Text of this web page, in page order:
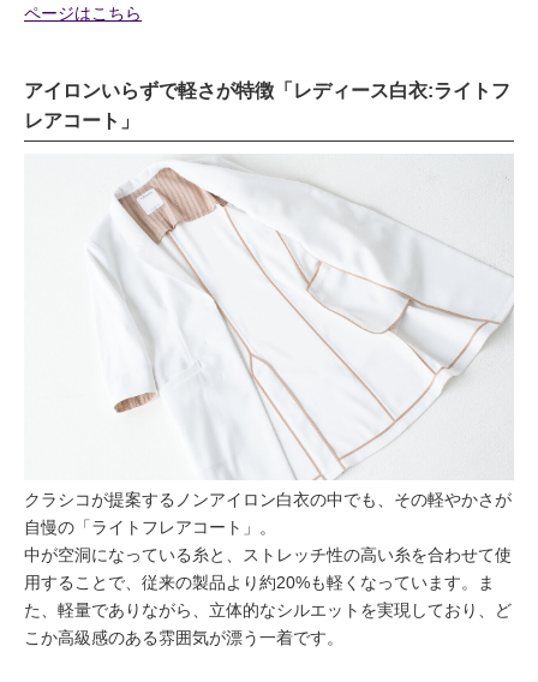
ページはこちら
アイロンいらずで軽さが特徴「レディース白衣:ライトフ
レアコート」
クラシコが提案するノンアイロン白衣の中でも、その軽やかさが
自慢の「ライトフレアコート」。
中が空洞になっている糸と、ストレッチ性の高い糸を合わせて使
用することで、従来の製品より約20%も軽くなっています。ま
た、軽量でありながら、立体的なシルエットを実現しており、ど
こか高級感のある雰囲気が漂う一着です。